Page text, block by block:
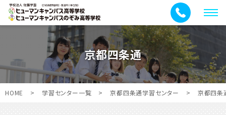
メ
ニ
ュ
ー
京都四条通
HOME > 学習センター一覧 > 京都四条通学習センター > 京都四条